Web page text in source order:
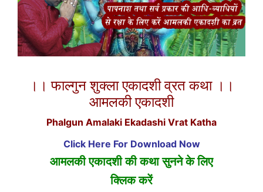
।। फाल्गुन शुक्ला एकादशी व्रत कथा ।।
आमलकी एकादशी
Phalgun Amalaki Ekadashi Vrat Katha
Click Here For Download Now
आमलकी एकादशी की कथा सुनने के लिए
क्लिक करें